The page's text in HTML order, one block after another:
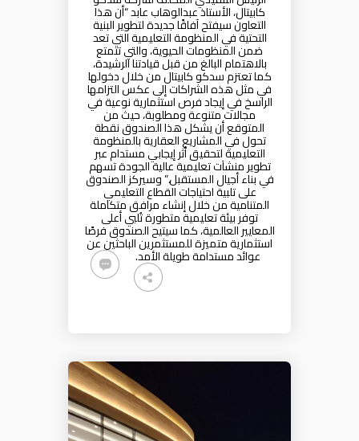
كابيتال، الأستاذ عبدالوهاب عابد “أن هذا
التعاون سيفتح آفاقًا جديدة لتطوير البنية
التحتية في المنظومة التعليمية التي تعد
ضمن المنظومات الحيوية، والتي تتمتع
بالاهتمام البالغ من قبل قيادتنا الرشيدة،
كما تعتزم سدكو كابيتال من خلال دخولها
في مثل هذه الشراكات إلى عكس التزامها
الراسخ في إيجاد فرص استثمارية نوعية في
مجالات متنوعة ومطلوبة، حيث من
المتوقع أن يشكل هذا الصندوق نقطة
تحول في المشاريع العقارية بالمنظومة
التعليمية لتحقيق أثر إيجابي مستدام عبر
تطوير منشآت تعليمية عالية الجودة تسهم
في بناء أجيال المستقبل.” وسيركز الصندوق
على تلبية احتياجات القطاع التعليمي
المتنامية من خلال إنشاء مرافق متكاملة
توفر بيئة تعليمية متطورة تُلبي أعلى
المعايير العالمية، كما سيتيح الصندوق فرصًا
استثمارية متميزة للمستثمرين الباحثين عن
عوائد مستدامة طويلة الأمد.